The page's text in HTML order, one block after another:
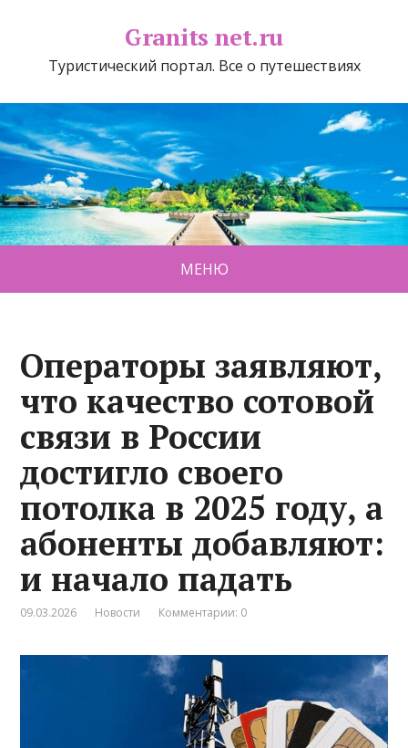
Granits net.ru
Туристический портал. Все о путешествиях
МЕНЮ
Операторы заявляют,
что качество сотовой
связи в России
достигло своего
потолка в 2025 году, а
абоненты добавляют:
и начало падать
09.03.2026 Новости Комментарии: 0